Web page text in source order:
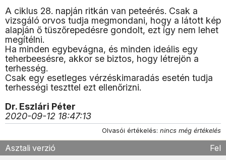
A ciklus 28. napján ritkán van peteérés. Csak a
vizsgáló orvos tudja megmondani, hogy a látott kép
alapján ő tüszőrepedésre gondolt, ezt így nem lehet
megítélni.
Ha minden egybevágna, és minden ideális egy
teherbeesésre, akkor se biztos, hogy létrejön a
terhesség.
Csak egy esetleges vérzéskimaradás esetén tudja
terhességi teszttel ezt ellenőrizni.
Dr. Eszlári Péter
2020-09-12 18:47:13
Olvasói értékelés: nincs még értékelés
Asztali verzió Fel